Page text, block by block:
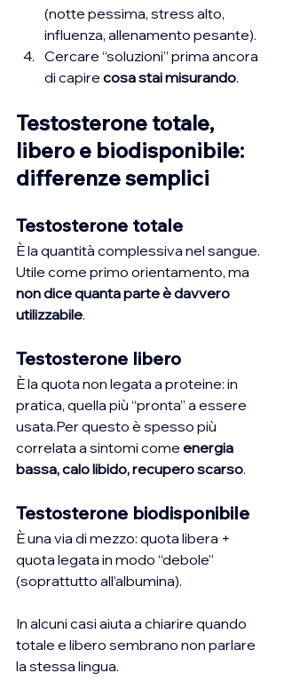
(notte pessima, stress alto,
influenza, allenamento pesante).
Cercare “soluzioni” prima ancora
di capire cosa stai misurando.
Testosterone totale,
libero e biodisponibile:
differenze semplici
Testosterone totale
È la quantità complessiva nel sangue.
Utile come primo orientamento, ma
non dice quanta parte è davvero
utilizzabile.
Testosterone libero
È la quota non legata a proteine: in
pratica, quella più “pronta” a essere
usata.Per questo è spesso più
correlata a sintomi come energia
bassa, calo libido, recupero scarso.
Testosterone biodisponibile
È una via di mezzo: quota libera +
quota legata in modo “debole”
(soprattutto all’albumina).
In alcuni casi aiuta a chiarire quando
totale e libero sembrano non parlare
la stessa lingua.